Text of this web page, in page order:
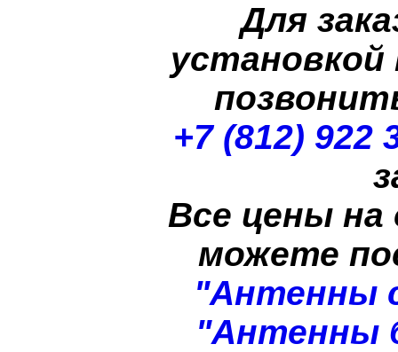
Для
+7 (812) 922
Все цены на
можете
"Антенны
"Антенны